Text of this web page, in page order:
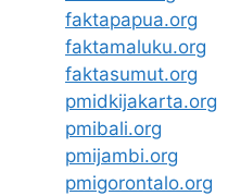
faktapapua.org
faktamaluku.org
faktasumut.org
pmidkijakarta.org
pmibali.org
pmijambi.org
pmigorontalo.org